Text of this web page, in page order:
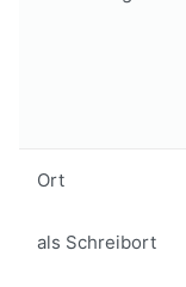
Ort
als Schreibort